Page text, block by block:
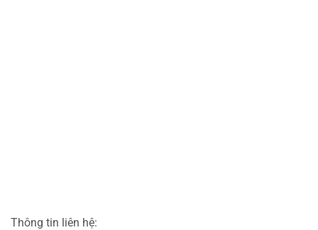
Thông tin liên hệ: